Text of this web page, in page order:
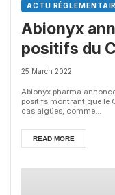
ACTU
Abionyx
positifs du
traitement
25 March 2022
Abionyx pharma
positifs montrant que le
cas aigües, comme...
READ MORE